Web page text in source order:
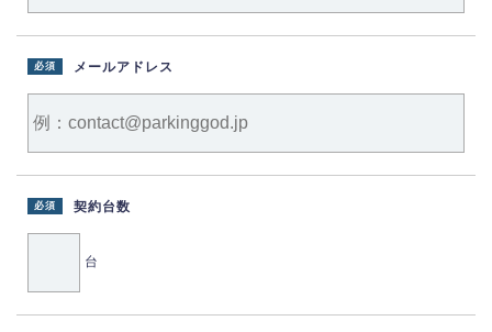
メールアドレス
必須
契約台数
必須
台